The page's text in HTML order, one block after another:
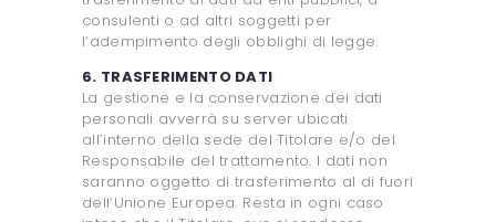
consulenti o ad altri soggetti per
l’adempimento degli obblighi di legge.
6. TRASFERIMENTO DATI
La gestione e la conservazione dei dati
personali avverrà su server ubicati
all’interno della sede del Titolare e/o del
Responsabile del trattamento. I dati non
saranno oggetto di trasferimento al di fuori
dell’Unione Europea. Resta in ogni caso